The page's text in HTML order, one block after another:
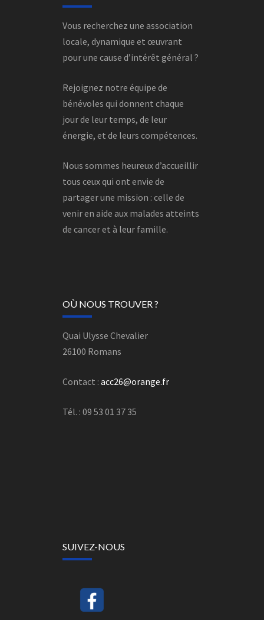
Vous recherchez une association
locale, dynamique et œuvrant
pour une cause d’intérêt général ?
Rejoignez notre équipe de
bénévoles qui donnent chaque
jour de leur temps, de leur
énergie, et de leurs compétences.
Nous sommes heureux d’accueillir
tous ceux qui ont envie de
partager une mission : celle de
venir en aide aux malades atteints
de cancer et à leur famille.
OÙ NOUS TROUVER ?
Quai Ulysse Chevalier
26100 Romans
Contact :acc26@orange.fr
Tél. : 09 53 01 37 35
SUIVEZ-NOUS